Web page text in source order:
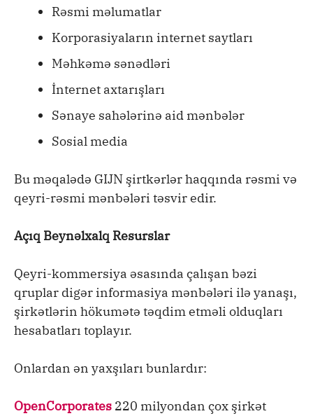
Rəsmi məlumatlar
Korporasiyaların internet saytları
Məhkəmə sənədləri
İnternet axtarışları
Sənaye sahələrinə aid mənbələr
Sosial media
Bu məqalədə GIJN şirtkərlər haqqında rəsmi və
qeyri-rəsmi mənbələri təsvir edir.
Açıq Beynəlxalq Resurslar
Qeyri-kommersiya əsasında çalışan bəzi
qruplar digər informasiya mənbələri ilə yanaşı,
şirkətlərin hökumətə təqdim etməli olduqları
hesabatları toplayır.
Onlardan ən yaxşıları bunlardır:
OpenCorporates 220 milyondan çox şirkət